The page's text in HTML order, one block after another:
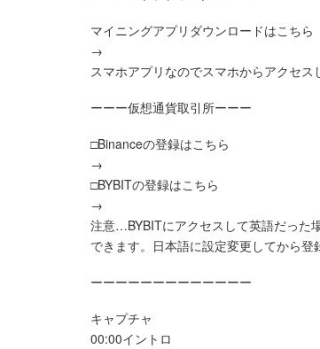
マイニングアプリダウンロードはこちら
→
スマホアプリなのでスマホからアクセス
ーーー仮想通貨取引所ーーー
□Binanceの登録はこちら
→
□BYBITの登録はこちら
→
注意…BYBITにアクセスして英語だった
できます。日本語に設定変更してから
ーーーーーーーーーーーーー
キャプチャ
00:00イントロ